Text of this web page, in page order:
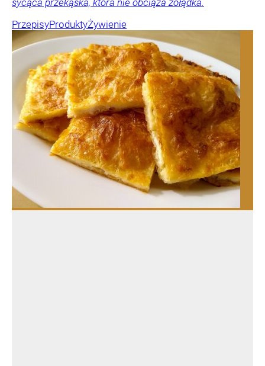
sycąca przekąska, która nie obciąża żołądka.
PrzepisyProduktyŻywienie